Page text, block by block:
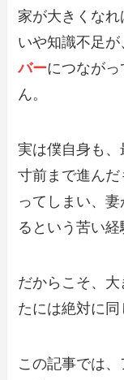
家が大きくな
いや知識不足が
バーにつなが
ん。
実は僕自身も
寸前まで進ん
ってしまい、
るという苦い経
だからこそ、
たには絶対に同
この記事では